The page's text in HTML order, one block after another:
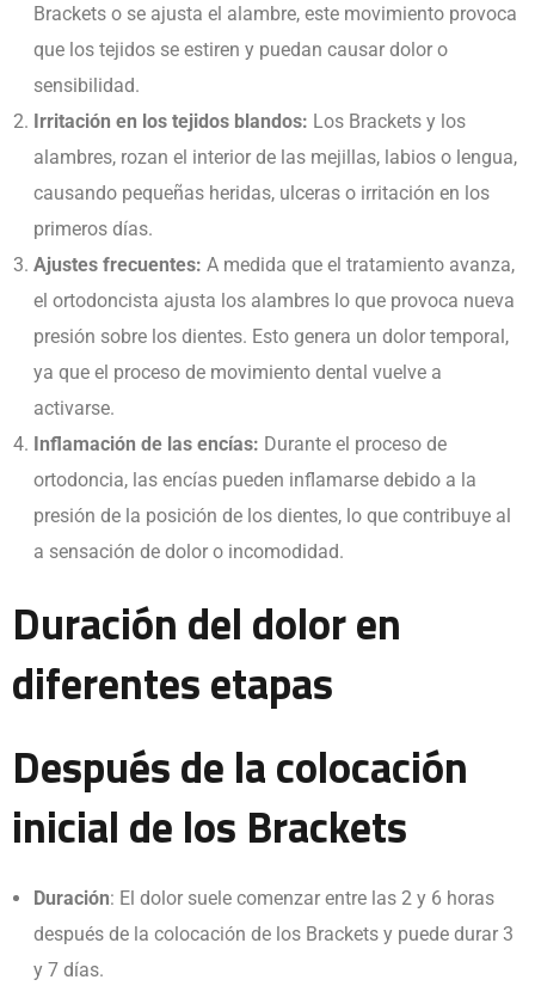
Brackets o se ajusta el alambre, este movimiento provoca
que los tejidos se estiren y puedan causar dolor o
sensibilidad.
Irritación en los tejidos blandos: Los Brackets y los
alambres, rozan el interior de las mejillas, labios o lengua,
causando pequeñas heridas, ulceras o irritación en los
primeros días.
Ajustes frecuentes: A medida que el tratamiento avanza,
el ortodoncista ajusta los alambres lo que provoca nueva
presión sobre los dientes. Esto genera un dolor temporal,
ya que el proceso de movimiento dental vuelve a
activarse.
Inflamación de las encías: Durante el proceso de
ortodoncia, las encías pueden inflamarse debido a la
presión de la posición de los dientes, lo que contribuye al
a sensación de dolor o incomodidad.
Duración del dolor en
diferentes etapas
Después de la colocación
inicial de los Brackets
Duración: El dolor suele comenzar entre las 2 y 6 horas
después de la colocación de los Brackets y puede durar 3
y 7 días.